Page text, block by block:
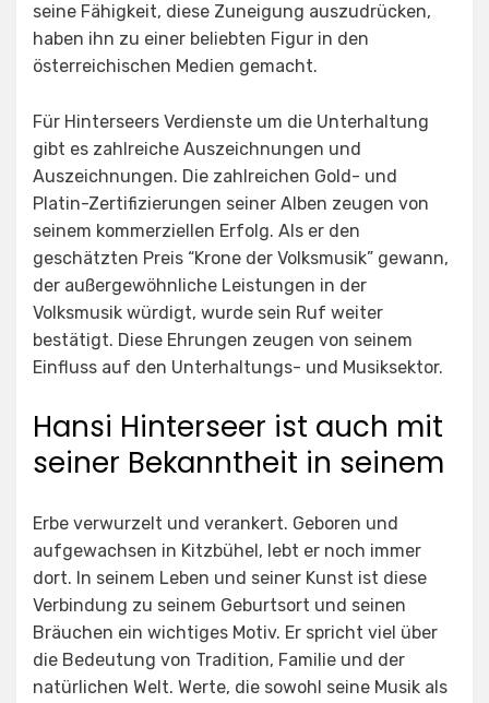
seine Fähigkeit, diese Zuneigung auszudrücken,
haben ihn zu einer beliebten Figur in den
österreichischen Medien gemacht.
Für Hinterseers Verdienste um die Unterhaltung
gibt es zahlreiche Auszeichnungen und
Auszeichnungen. Die zahlreichen Gold- und
Platin-Zertifizierungen seiner Alben zeugen von
seinem kommerziellen Erfolg. Als er den
geschätzten Preis “Krone der Volksmusik” gewann,
der außergewöhnliche Leistungen in der
Volksmusik würdigt, wurde sein Ruf weiter
bestätigt. Diese Ehrungen zeugen von seinem
Einfluss auf den Unterhaltungs- und Musiksektor.
Hansi Hinterseer ist auch mit
seiner Bekanntheit in seinem
Erbe verwurzelt und verankert. Geboren und
aufgewachsen in Kitzbühel, lebt er noch immer
dort. In seinem Leben und seiner Kunst ist diese
Verbindung zu seinem Geburtsort und seinen
Bräuchen ein wichtiges Motiv. Er spricht viel über
die Bedeutung von Tradition, Familie und der
natürlichen Welt. Werte, die sowohl seine Musik als